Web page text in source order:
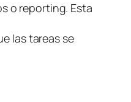
o reporting. Esta
las tareas se